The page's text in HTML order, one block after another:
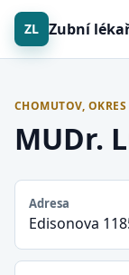
ZL Zubní
CHOMUTOV,
MUDr.
Adresa
Edisonova